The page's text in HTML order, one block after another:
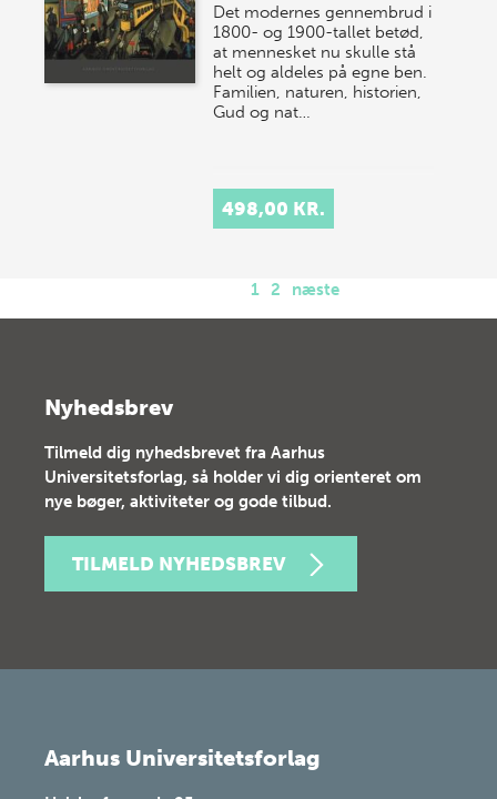
Det modernes gennembrud i
1800- og 1900-tallet betød,
at mennesket nu skulle stå
helt og aldeles på egne ben.
Familien, naturen, historien,
Gud og nat…
498,00 KR.
1 2 næste
Nyhedsbrev
Tilmeld dig nyhedsbrevet fra Aarhus
Universitetsforlag, så holder vi dig orienteret om
nye bøger, aktiviteter og gode tilbud.
TILMELD NYHEDSBREV
Aarhus Universitetsforlag